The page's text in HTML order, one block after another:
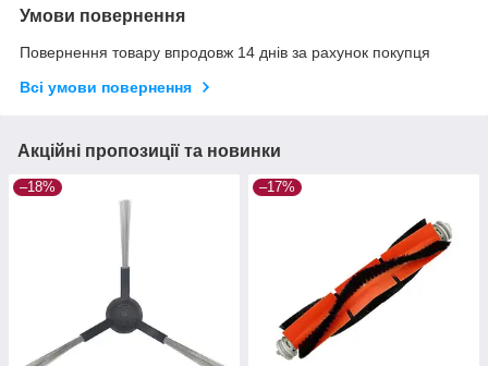
Умови повернення
Повернення товару впродовж 14 днів за рахунок покупця
Всі умови повернення
Акційні пропозиції та новинки
–18% –17%